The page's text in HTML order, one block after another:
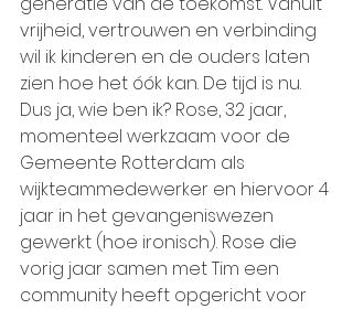
vrijheid, vertrouwen en verbinding
wil ik kinderen en de ouders laten
zien hoe het óók kan. De tijd is nu.
Dus ja, wie ben ik? Rose, 32 jaar,
momenteel werkzaam voor de
Gemeente Rotterdam als
wijkteammedewerker en hiervoor 4
jaar in het gevangeniswezen
gewerkt (hoe ironisch). Rose die
vorig jaar samen met Tim een
community heeft opgericht voor